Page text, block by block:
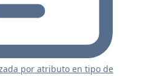
por atributo en tipo de